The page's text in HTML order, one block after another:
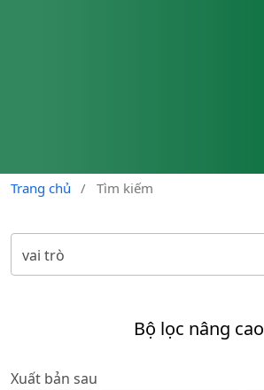
Trang chủ / Tìm kiếm
Bộ lọc nâng cao
Xuất bản sau